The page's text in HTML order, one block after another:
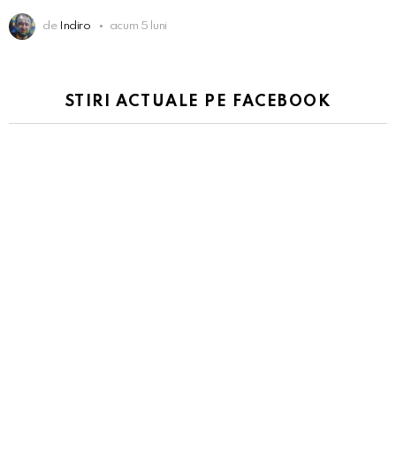
de Indiro acum 5 luni
STIRI ACTUALE PE FACEBOOK